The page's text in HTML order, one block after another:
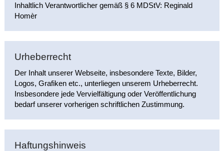
Inhaltlich Verantwortlicher gemäß § 6 MDStV: Reginald
Homèr
Urheberrecht
Der Inhalt unserer Webseite, insbesondere Texte, Bilder,
Logos, Grafiken etc., unterliegen unserem Urheberrecht.
Insbesondere jede Vervielfältigung oder Veröffentlichung
bedarf unserer vorherigen schriftlichen Zustimmung.
Haftungshinweis